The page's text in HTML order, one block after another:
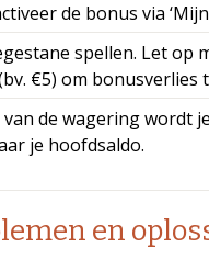
de bonus via ‘Mijn
spellen. Let op
€5) om bonusverlies
de wagering wordt
je hoofdsaldo.
en